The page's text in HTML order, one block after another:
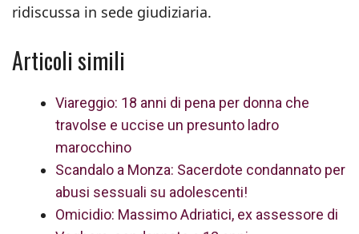
ridiscussa in sede giudiziaria.
Articoli simili
Viareggio: 18 anni di pena per donna che
travolse e uccise un presunto ladro
marocchino
Scandalo a Monza: Sacerdote condannato per
abusi sessuali su adolescenti!
Omicidio: Massimo Adriatici, ex assessore di